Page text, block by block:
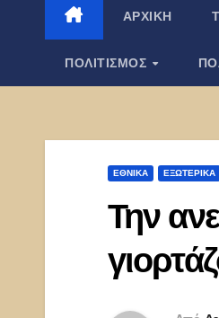
ΑΡΧΙΚΗ
ΠΟΛΙΤΙΣΜΟΣ
ΕΘΝΙΚΑ ΕΞΩΤΕΡΙΚΑ
Την